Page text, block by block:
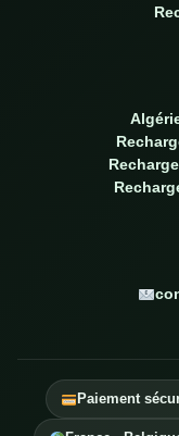
Paiement